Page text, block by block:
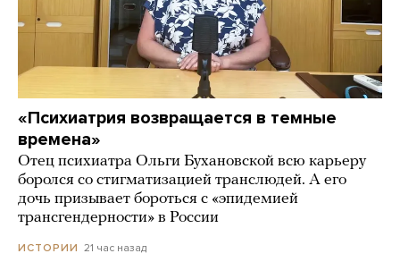
«Психиатрия возвращается в темные
времена»
Отец психиатра Ольги Бухановской всю карьеру
боролся со стигматизацией транслюдей. А его
дочь призывает бороться с «эпидемией
трансгендерности» в России
ИСТОРИИ 21 час назад